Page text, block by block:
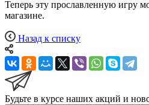
Теперь эту прославленную игру
магазине.
Назад к списку
Будьте в курсе наших акций и